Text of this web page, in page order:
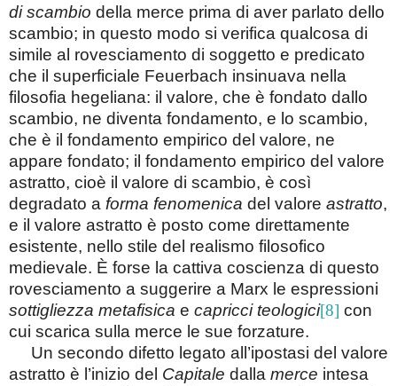
di scambio della merce prima di aver parlato dello
scambio; in questo modo si verifica qualcosa di
simile al rovesciamento di soggetto e predicato
che il superficiale Feuerbach insinuava nella
filosofia hegeliana: il valore, che è fondato dallo
scambio, ne diventa fondamento, e lo scambio,
che è il fondamento empirico del valore, ne
appare fondato; il fondamento empirico del valore
astratto, cioè il valore di scambio, è così
degradato a forma fenomenica del valore astratto,
e il valore astratto è posto come direttamente
esistente, nello stile del realismo filosofico
medievale. È forse la cattiva coscienza di questo
rovesciamento a suggerire a Marx le espressioni
sottigliezza metafisica e capricci teologici[8] con
cui scarica sulla merce le sue forzature.
Un secondo difetto legato all’ipostasi del valore
astratto è l’inizio del Capitale dalla merce intesa